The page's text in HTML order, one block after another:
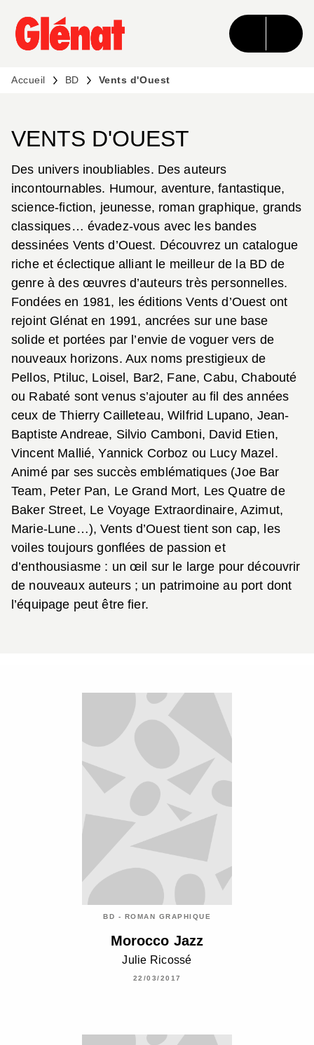
MENU RECHERCHE CONTENU
PIED DE PAGE
Accueil BD Vents d'Ouest
VENTS D'OUEST
Des univers inoubliables. Des auteurs
incontournables. Humour, aventure, fantastique,
science-fiction, jeunesse, roman graphique, grands
classiques… évadez-vous avec les bandes
dessinées Vents d’Ouest. Découvrez un catalogue
riche et éclectique alliant le meilleur de la BD de
genre à des œuvres d’auteurs très personnelles.
Fondées en 1981, les éditions Vents d’Ouest ont
rejoint Glénat en 1991, ancrées sur une base
solide et portées par l’envie de voguer vers de
nouveaux horizons. Aux noms prestigieux de
Pellos, Ptiluc, Loisel, Bar2, Fane, Cabu, Chabouté
ou Rabaté sont venus s’ajouter au fil des années
ceux de Thierry Cailleteau, Wilfrid Lupano, Jean-
Baptiste Andreae, Silvio Camboni, David Etien,
Vincent Mallié, Yannick Corboz ou Lucy Mazel.
Animé par ses succès emblématiques (Joe Bar
Team, Peter Pan, Le Grand Mort, Les Quatre de
Baker Street, Le Voyage Extraordinaire, Azimut,
Marie-Lune…), Vents d’Ouest tient son cap, les
voiles toujours gonflées de passion et
d’enthousiasme : un œil sur le large pour découvrir
de nouveaux auteurs ; un patrimoine au port dont
l’équipage peut être fier.
BD - ROMAN GRAPHIQUE
Morocco Jazz
Julie Ricossé
22/03/2017